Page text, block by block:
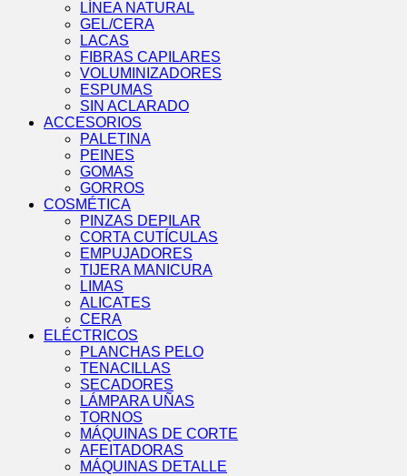
LÍNEA NATURAL
GEL/CERA
LACAS
FIBRAS CAPILARES
VOLUMINIZADORES
ESPUMAS
SIN ACLARADO
ACCESORIOS
PALETINA
PEINES
GOMAS
GORROS
COSMÉTICA
PINZAS DEPILAR
CORTA CUTÍCULAS
EMPUJADORES
TIJERA MANICURA
LIMAS
ALICATES
CERA
ELÉCTRICOS
PLANCHAS PELO
TENACILLAS
SECADORES
LÁMPARA UÑAS
TORNOS
MÁQUINAS DE CORTE
AFEITADORAS
MÁQUINAS DETALLE